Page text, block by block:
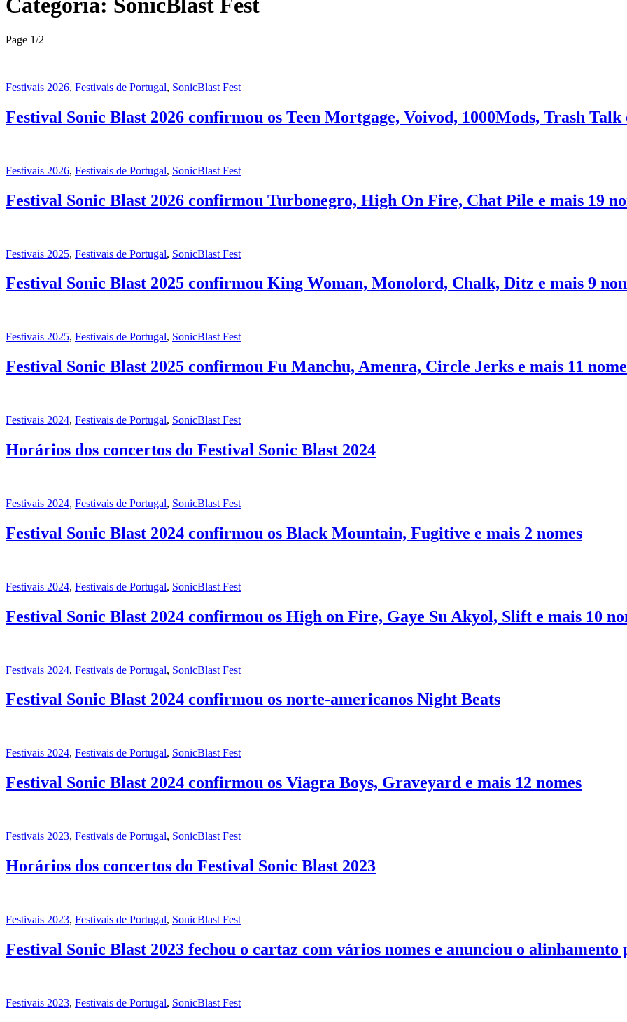
Categoria: SonicBlast Fest
Page 1/2
Festivais 2026, Festivais de Portugal, SonicBlast Fest
Festival Sonic Blast 2026 confirmou os Teen Mortgage, Voivod, 1000Mods, Trash Talk
Festivais 2026, Festivais de Portugal, SonicBlast Fest
Festival Sonic Blast 2026 confirmou Turbonegro, High On Fire, Chat Pile e mais 19
Festivais 2025, Festivais de Portugal, SonicBlast Fest
Festival Sonic Blast 2025 confirmou King Woman, Monolord, Chalk, Ditz e mais 9
Festivais 2025, Festivais de Portugal, SonicBlast Fest
Festival Sonic Blast 2025 confirmou Fu Manchu, Amenra, Circle Jerks e mais 11
Festivais 2024, Festivais de Portugal, SonicBlast Fest
Horários dos concertos do Festival Sonic Blast 2024
Festivais 2024, Festivais de Portugal, SonicBlast Fest
Festival Sonic Blast 2024 confirmou os Black Mountain, Fugitive e mais 2 nomes
Festivais 2024, Festivais de Portugal, SonicBlast Fest
Festival Sonic Blast 2024 confirmou os High on Fire, Gaye Su Akyol, Slift e mais 10
Festivais 2024, Festivais de Portugal, SonicBlast Fest
Festival Sonic Blast 2024 confirmou os norte-americanos Night Beats
Festivais 2024, Festivais de Portugal, SonicBlast Fest
Festival Sonic Blast 2024 confirmou os Viagra Boys, Graveyard e mais 12 nomes
Festivais 2023, Festivais de Portugal, SonicBlast Fest
Horários dos concertos do Festival Sonic Blast 2023
Festivais 2023, Festivais de Portugal, SonicBlast Fest
Festival Sonic Blast 2023 fechou o cartaz com vários nomes e anunciou o alinhamento
Festivais 2023, Festivais de Portugal, SonicBlast Fest